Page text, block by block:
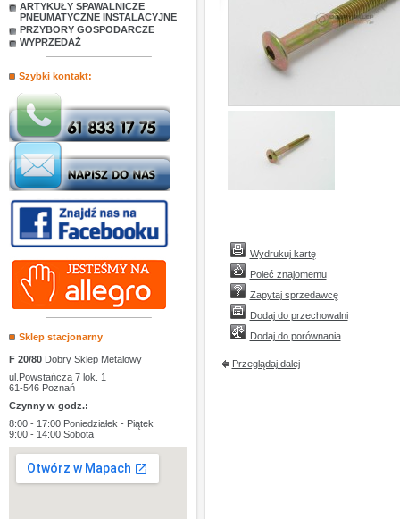
ARTYKUŁY SPAWALNICZE
PNEUMATYCZNE INSTALACYJNE
PRZYBORY GOSPODARCZE
WYPRZEDAŻ
Szybki kontakt:
Sklep stacjonarny
F 20/80 Dobry Sklep Metalowy
ul.Powstańcza 7 lok. 1
61-546 Poznań
Czynny w godz.:
8:00 - 17:00 Poniedziałek - Piątek
9:00 - 14:00 Sobota
Wydrukuj kartę
Poleć znajomemu
Zapytaj sprzedawcę
Dodaj do przechowalni
Dodaj do porównania
Przeglądaj dalej